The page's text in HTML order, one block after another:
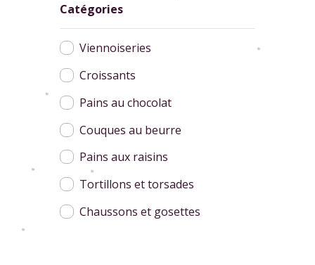
Catégories
Viennoiseries
Croissants
Pains au chocolat
Couques au beurre
Pains aux raisins
Tortillons et torsades
Chaussons et gosettes